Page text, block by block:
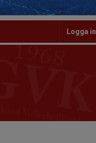
Logga in